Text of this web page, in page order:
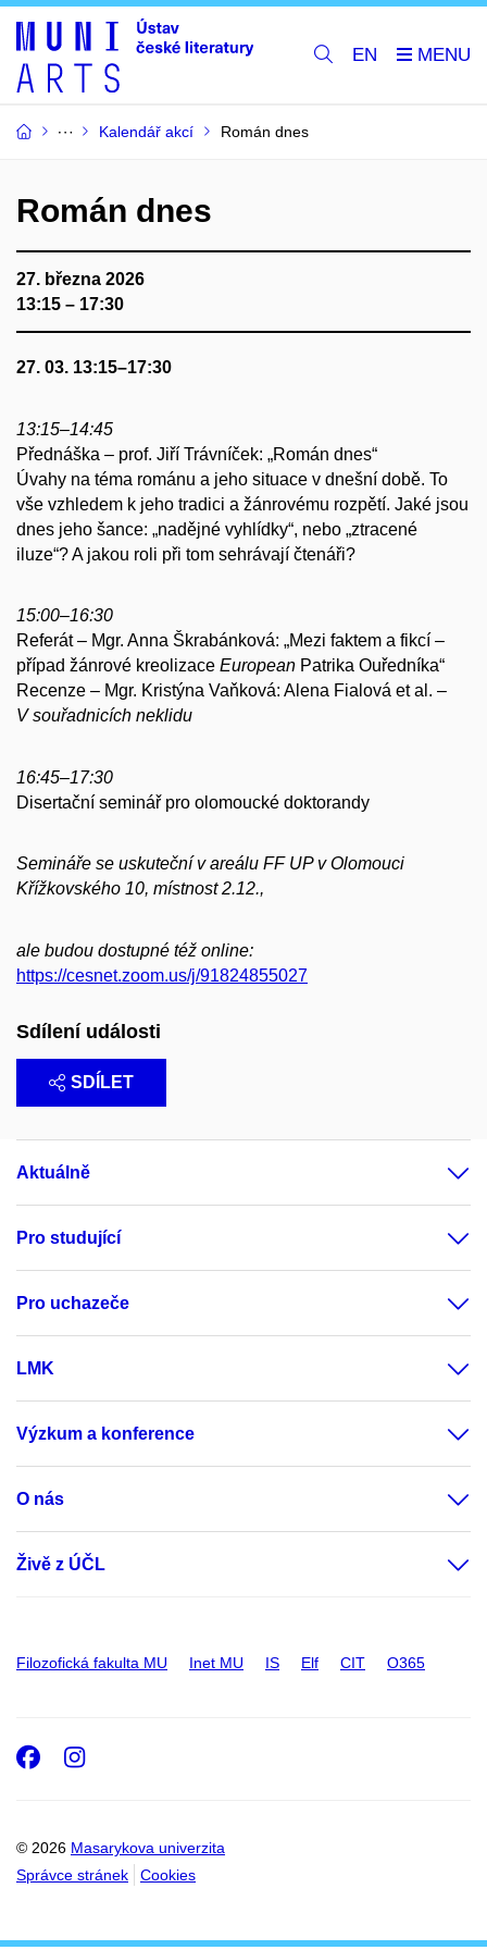
EN
Kalendář akcí Román dnes
Román dnes
27. března 2026
13:15 – 17:30
27. 03. 13:15–17:30
13:15–14:45
Přednáška – prof. Jiří Trávníček: „Román dnes“
Úvahy na téma románu a jeho situace v dnešní době. To
vše vzhledem k jeho tradici a žánrovému rozpětí. Jaké jsou
dnes jeho šance: „nadějné vyhlídky“, nebo „ztracené
iluze“? A jakou roli při tom sehrávají čtenáři?
15:00–16:30
Referát – Mgr. Anna Škrabánková: „Mezi faktem a fikcí –
případ žánrové kreolizace European Patrika Ouředníka“
Recenze – Mgr. Kristýna Vaňková: Alena Fialová et al. –
V souřadnicích neklidu
16:45–17:30
Disertační seminář pro olomoucké doktorandy
Semináře se uskuteční v areálu FF UP v Olomouci
Křížkovského 10, místnost 2.12.,
ale budou dostupné též online:
https://cesnet.zoom.us/j/91824855027
Sdílení události
SDÍLET
Aktuálně
Pro studující
Pro uchazeče
LMK
Výzkum a konference
O nás
Živě z ÚČL
Filozofická fakulta MU Inet MU IS Elf CIT O365
© 2026 Masarykova univerzita
Správce stránek
Cookies
Facebook
Instagram